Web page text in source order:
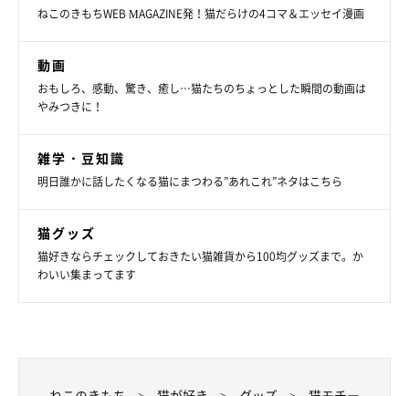
ねこのきもちWEB MAGAZINE発！猫だらけの4コマ＆エッセイ漫画
動画
おもしろ、感動、驚き、癒し…猫たちのちょっとした瞬間の動画は
やみつきに！
雑学・豆知識
明日誰かに話したくなる猫にまつわる”あれこれ”ネタはこちら
猫グッズ
猫好きならチェックしておきたい猫雑貨から100均グッズまで。か
わいい集まってます